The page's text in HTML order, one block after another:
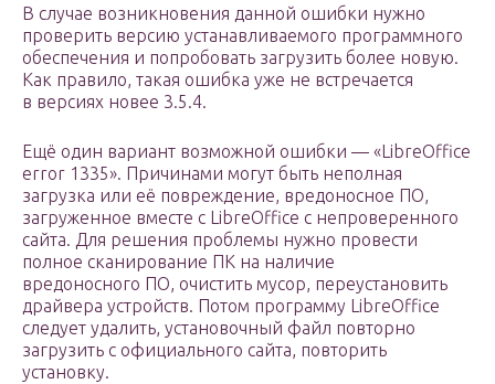
В случае возникновения данной ошибки нужно
проверить версию устанавливаемого программного
обеспечения и попробовать загрузить более новую.
Как правило, такая ошибка уже не встречается
в версиях новее 3.5.4.
Ещё один вариант возможной ошибки — «LibreOffice
error 1335». Причинами могут быть неполная
загрузка или её повреждение, вредоносное ПО,
загруженное вместе с LibreOffice с непроверенного
сайта. Для решения проблемы нужно провести
полное сканирование ПК на наличие
вредоносного ПО, очистить мусор, переустановить
драйвера устройств. Потом программу LibreOffice
следует удалить, установочный файл повторно
загрузить с официального сайта, повторить
установку.